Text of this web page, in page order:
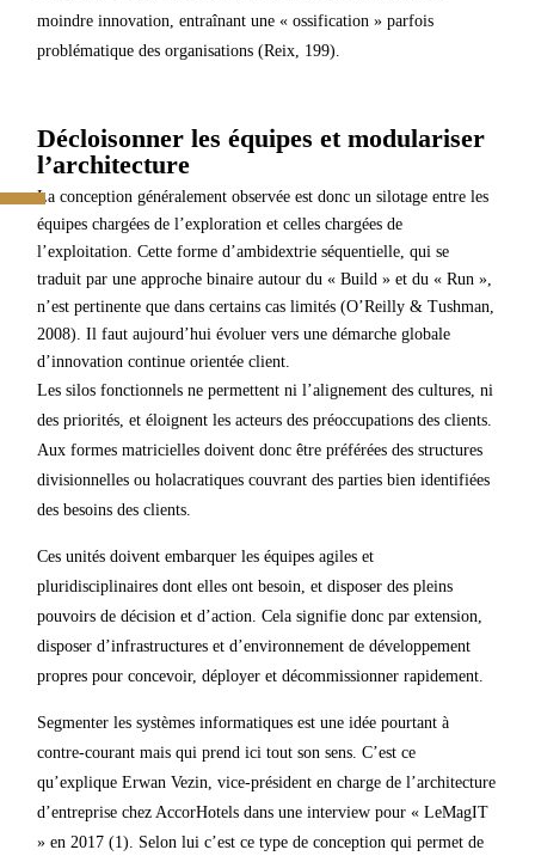
moindre innovation, entraînant une « ossification » parfois
problématique des organisations (Reix, 199).
Décloisonner les équipes et modulariser
l’architecture
La conception généralement observée est donc un silotage entre les
équipes chargées de l’exploration et celles chargées de
l’exploitation. Cette forme d’ambidextrie séquentielle, qui se
traduit par une approche binaire autour du « Build » et du « Run »,
n’est pertinente que dans certains cas limités (O’Reilly & Tushman,
2008). Il faut aujourd’hui évoluer vers une démarche globale
d’innovation continue orientée client.
Les silos fonctionnels ne permettent ni l’alignement des cultures, ni
des priorités, et éloignent les acteurs des préoccupations des clients.
Aux formes matricielles doivent donc être préférées des structures
divisionnelles ou holacratiques couvrant des parties bien identifiées
des besoins des clients.
Ces unités doivent embarquer les équipes agiles et
pluridisciplinaires dont elles ont besoin, et disposer des pleins
pouvoirs de décision et d’action. Cela signifie donc par extension,
disposer d’infrastructures et d’environnement de développement
propres pour concevoir, déployer et décommissionner rapidement.
Segmenter les systèmes informatiques est une idée pourtant à
contre-courant mais qui prend ici tout son sens. C’est ce
qu’explique Erwan Vezin, vice-président en charge de l’architecture
d’entreprise chez AccorHotels dans une interview pour « LeMagIT
» en 2017 (1). Selon lui c’est ce type de conception qui permet de